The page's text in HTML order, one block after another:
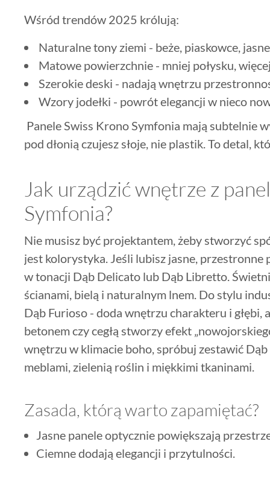
Wśród trendów 2025 królują:
Naturalne tony ziemi - beże, piaskowce,
Matowe powierzchnie - mniej połysku,
Szerokie deski - nadają wnętrzu
Wzory jodełki - powrót elegancji w nieco
Panele Swiss Krono Symfonia mają subtelnie
pod dłonią czujesz słoje, nie plastik. To detal,
Jak urządzić wnętrze z
Symfonia?
Nie musisz być projektantem, żeby stworzyć
jest kolorystyka. Jeśli lubisz jasne, przestronne
w tonacji Dąb Delicato lub Dąb Libretto.
ścianami, bielą i naturalnym lnem. Do stylu
Dąb Furioso - doda wnętrzu charakteru i głębi,
betonem czy cegłą stworzy efekt
wnętrzu w klimacie boho, spróbuj zestawić
meblami, zielenią roślin i miękkimi tkaninami.
Zasada, którą warto zapamiętać?
Jasne panele optycznie powiększają
Ciemne dodają elegancji i przytulności.